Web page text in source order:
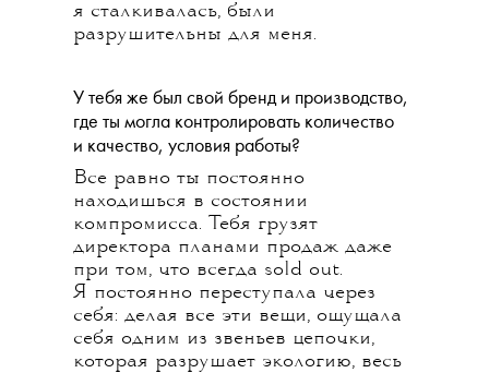
я сталкивалась, были
разрушительны для меня.
У тебя же был свой бренд и производство,
где ты могла контролировать количество
и качество, условия работы?
Все равно ты постоянно
находишься в состоянии
компромисса. Тебя грузят
директора планами продаж даже
при том, что всегда sold out.
Я постоянно переступала через
себя: делая все эти вещи, ощущала
себя одним из звеньев цепочки,
которая разрушает экологию, весь